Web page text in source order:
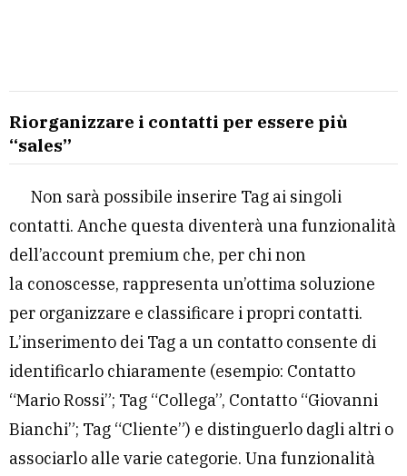
Riorganizzare i contatti per essere più
“sales”
Non sarà possibile inserire Tag ai singoli
contatti. Anche questa diventerà una funzionalità
dell’account premium che, per chi non
la conoscesse, rappresenta un’ottima soluzione
per organizzare e classificare i propri contatti.
L’inserimento dei Tag a un contatto consente di
identificarlo chiaramente (esempio: Contatto
“Mario Rossi”; Tag “Collega”, Contatto “Giovanni
Bianchi”; Tag “Cliente”) e distinguerlo dagli altri o
associarlo alle varie categorie. Una funzionalità